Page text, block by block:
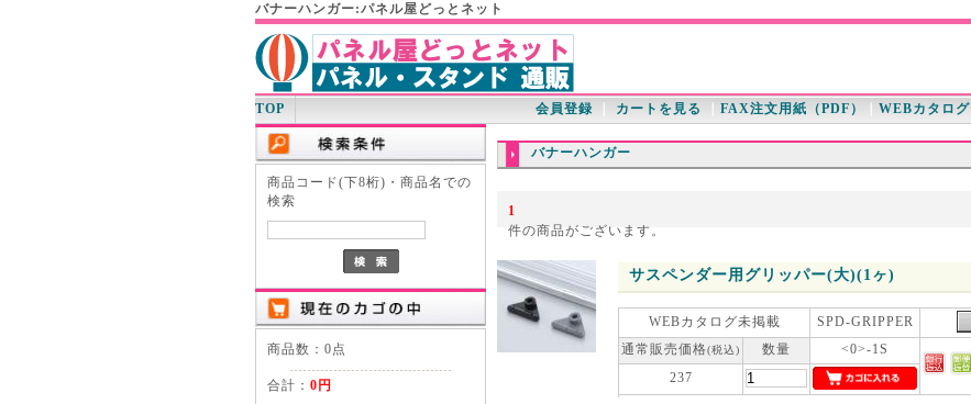
バナーハンガー:パネル屋どっとネット
TOP 会員登録 カートを見る FAX注文用紙（PDF） WEBカタログ
商品コード(下8桁)・商品名での
検索
商品数：0点
合計： 0円
バナーハンガー
1
件の商品がございます。
サスペンダー用グリッパー(大)(1ヶ)
WEBカタログ未掲載
SPD-GRIPPER
通常販売価格(税込) 数量
<0>-1S
237